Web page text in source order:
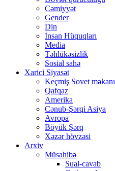
Cəmiyyət
Gender
Din
İnsan Hüquqları
Media
Təhlükəsizlik
Sosial sahə
Xarici Siyasət
Keçmiş Sovet məkanı
Qafqaz
Amerika
Cənub-Şərqi Asiya
Avropa
Böyük Şərq
Xəzər hövzəsi
Arxiv
Müsahibə
Sual-cavab